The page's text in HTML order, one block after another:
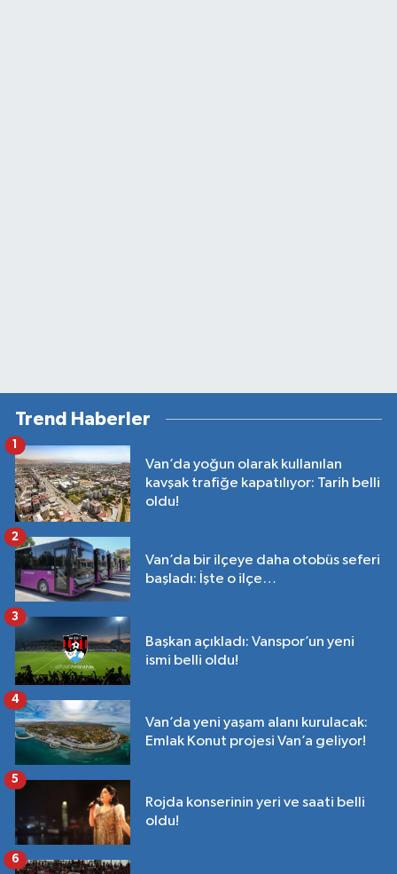
Trend Haberler
Van’da yoğun olarak kullanılan
kavşak trafiğe kapatılıyor: Tarih belli
oldu!
1
Van’da bir ilçeye daha otobüs seferi
başladı: İşte o ilçe…
2
Başkan açıkladı: Vanspor’un yeni
ismi belli oldu!
3
Van’da yeni yaşam alanı kurulacak:
Emlak Konut projesi Van’a geliyor!
4
Rojda konserinin yeri ve saati belli
oldu!
5
6